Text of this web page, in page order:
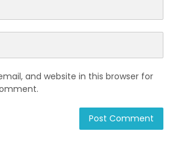
and website in this browser for